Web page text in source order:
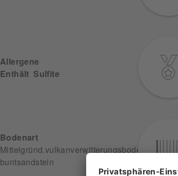
Allergene
Enthält Sulfite
Bodenart
Mittelgründ.vulkanverwitterungsboden
buntsandstein